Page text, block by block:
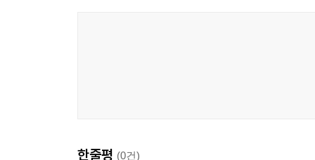
한줄평 (0건)